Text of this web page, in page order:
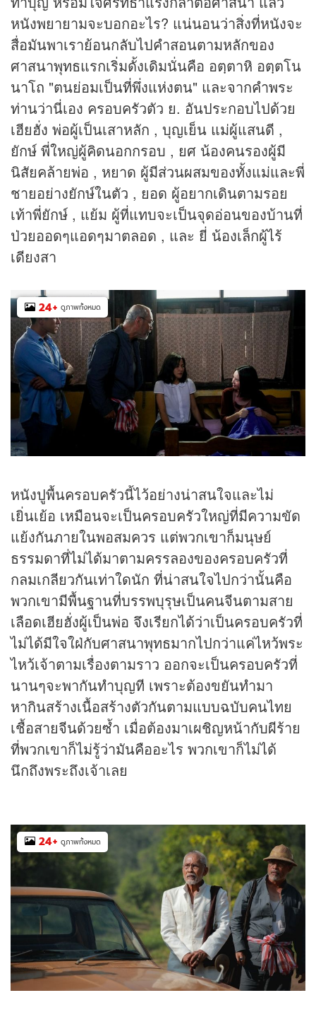
หนังพยายามจะบอกอะไร? แน่นอนว่าสิ่งที่หนังจะ
สื่อมันพาเราย้อนกลับไปคำสอนตามหลักของ
ศาสนาพุทธแรกเริ่มดั้งเดิมนั่นคือ อตฺตาหิ อตฺตโน
นาโถ "ตนย่อมเป็นที่พึ่งแห่งตน" และจากคำพระ
ท่านว่านี่เอง ครอบครัวตัว ย. อันประกอบไปด้วย
เฮียฮั่ง พ่อผู้เป็นเสาหลัก , บุญเย็น แม่ผู้แสนดี ,
ยักษ์ พี่ใหญ่ผู้คิดนอกกรอบ , ยศ น้องคนรองผู้มี
นิสัยคล้ายพ่อ , หยาด ผู้มีส่วนผสมของทั้งแม่และพี่
ชายอย่างยักษ์ในตัว , ยอด ผู้อยากเดินตามรอย
เท้าพี่ยักษ์ , แย้ม ผู้ที่แทบจะเป็นจุดอ่อนของบ้านที่
ป่วยออดๆแอดๆมาตลอด , และ ยี่ น้องเล็กผู้ไร้
เดียงสา
24+ ดูภาพทั้งหมด
หนังปูพื้นครอบครัวนี้ไว้อย่างน่าสนใจและไม่
เยิ่นเย้อ เหมือนจะเป็นครอบครัวใหญ่ที่มีความขัด
แย้งกันภายในพอสมควร แต่พวกเขาก็มนุษย์
ธรรมดาที่ไม่ได้มาตามครรลองของครอบครัวที่
กลมเกลียวกันเท่าใดนัก ที่น่าสนใจไปกว่านั้นคือ
พวกเขามีพื้นฐานที่บรรพบุรุษเป็นคนจีนตามสาย
เลือดเฮียฮั่งผู้เป็นพ่อ จึงเรียกได้ว่าเป็นครอบครัวที่
ไม่ได้มีใจใฝ่กับศาสนาพุทธมากไปกว่าแค่ไหว้พระ
ไหว้เจ้าตามเรื่องตามราว ออกจะเป็นครอบครัวที่
นานๆจะพากันทำบุญที เพราะต้องขยันทำมา
หากินสร้างเนื้อสร้างตัวกันตามแบบฉบับคนไทย
เชื้อสายจีนด้วยซ้ำ เมื่อต้องมาเผชิญหน้ากับผีร้าย
ที่พวกเขาก็ไม่รู้ว่ามันคืออะไร พวกเขาก็ไม่ได้
นึกถึงพระถึงเจ้าเลย
24+ ดูภาพทั้งหมด